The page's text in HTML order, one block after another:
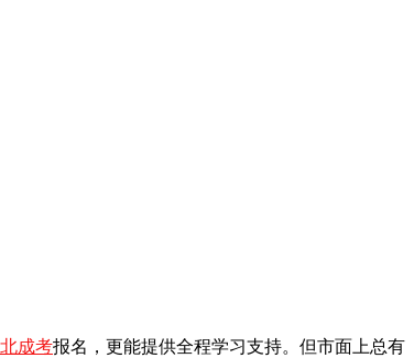
成考报名，更能提供全程学习支持。但市面上总有